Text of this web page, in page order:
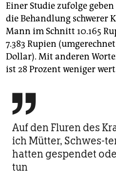
Einer Studie zufolge
die Behandlung schwerer
Mann im Schnitt 10.165
7.383 Rupien (umgerechnet
Dollar). Mit anderen
ist 28 Prozent weniger

Auf den Fluren des
ich Mütter, Schwes-
hatten gespendet
tun